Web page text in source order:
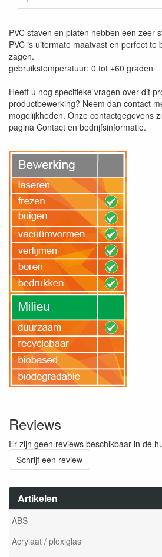
Artikelen
ABS
Acrylaat / plexiglas
PVC staven en platen hebben een zeer
PVC is uitermate maatvast en perfect te
zagen.
gebruikstemperatuur: 0 tot +60 graden
Heeft u nog specifieke vragen over dit
productbewerking? Neem dan contact
mogelijkheden. Onze contactgegevens
pagina Contact en bedrijfsinformatie.
Reviews
Er zijn geen reviews beschikbaar in de
Schrijf een review